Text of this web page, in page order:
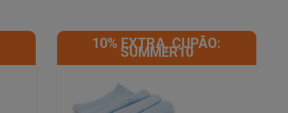
10% EXTRA, CUPÃO:
SUMMER10